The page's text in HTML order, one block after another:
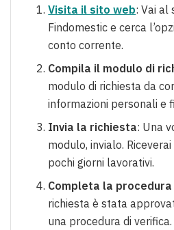
Visita il sito web: Vai al
Findomestic e cerca
conto corrente.
Compila il modulo di
modulo di richiesta da
informazioni personali e
Invia la richiesta: Una
modulo, invialo.
pochi giorni lavorativi.
Completa la
richiesta è stata
una procedura di